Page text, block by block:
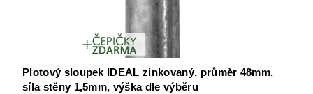
Plotový sloupek IDEAL zinkovaný, průměr 48mm,
síla stěny 1,5mm, výška dle výběru